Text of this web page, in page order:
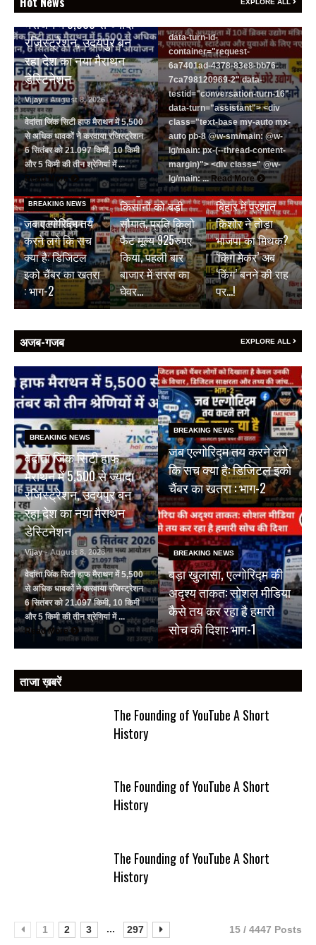
EXPLORE ALL
वेदांता जिंक सिटी हाफ
मैराथन में 5,500 से ज्यादा
रजिस्ट्रेशन, उदयपुर बन
रहा देश का नया मैराथन
डेस्टिनेशन
Vijay - August 8, 2026
वेदांता जिंक सिटी हाफ मैराथन में 5,500
से अधिक धावकों ने करवाया रजिस्ट्रेशन
6 सितंबर को 21.097 किमी, 10 किमी
और 5 किमी की तीन श्रेणियां में ...
Read More
data-turn-id-
container="request-
6a7401ad-4378-83e8-bb76-
7ca798120969-2" data-
testid="conversation-turn-16"
data-turn="assistant"> <div
class="text-base my-auto mx-
auto pb-8 @w-sm/main: @w-
lg/main: px-(--thread-content-
margin)"> <div class=" @w-
lg/main: ... Read More
BREAKING NEWS
जब एल्गोरिद्म तय
करने लगे कि सच
क्या है: डिजिटल
इको चैंबर का खतरा
: भाग-2
BREAKING NEWS
जयपुर डेयरी की
किसानों को बड़ी
सौगात, प्रति किलो
फैट मूल्य 925रुपए
किया, पहली बार
बाजार में सरस का
घेवर…
BREAKING NEWS
बिहार में प्रशांत
किशोर ने तोड़ा
भाजपा का मिथक?
‘किंग मेकर’ अब
‘किंग’ बनने की राह
पर…!
अजब-गजब EXPLORE ALL
BREAKING NEWS
वेदांता जिंक सिटी हाफ
मैराथन में 5,500 से ज्यादा
रजिस्ट्रेशन, उदयपुर बन
रहा देश का नया मैराथन
डेस्टिनेशन
Vijay - August 8, 2026
वेदांता जिंक सिटी हाफ मैराथन में 5,500
से अधिक धावकों ने करवाया रजिस्ट्रेशन
6 सितंबर को 21.097 किमी, 10 किमी
और 5 किमी की तीन श्रेणियां में ...
Read More
BREAKING NEWS
जब एल्गोरिद्म तय करने लगे
कि सच क्या है: डिजिटल इको
चैंबर का खतरा : भाग-2
BREAKING NEWS
बड़ा खुलासा, एल्गोरिद्म की
अदृश्य ताकत: सोशल मीडिया
कैसे तय कर रहा है हमारी
सोच की दिशा: भाग-1
ताजा ख़बरें
The Founding of YouTube A Short
History
The Founding of YouTube A Short
History
The Founding of YouTube A Short
History
1 2 3 ... 297 15 / 4447 Posts